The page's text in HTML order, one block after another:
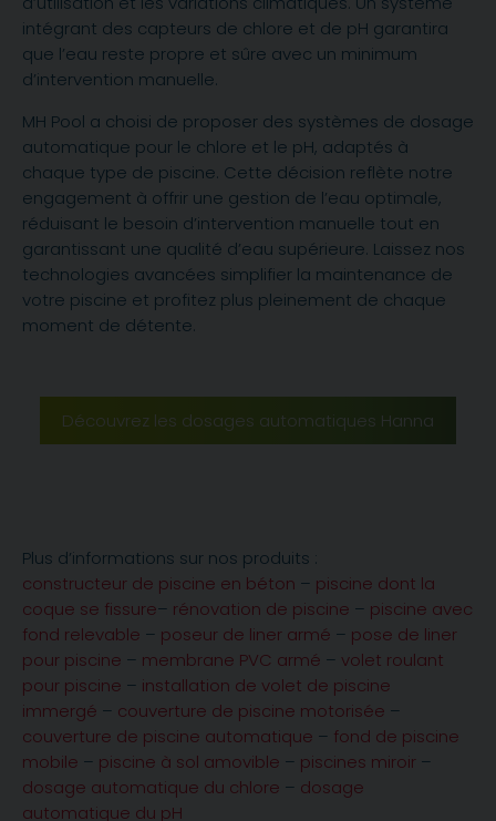
intégrant des capteurs de chlore et de pH garantira
que l’eau reste propre et sûre avec un minimum
d’intervention manuelle.
MH Pool a choisi de proposer des systèmes de dosage
automatique pour le chlore et le pH, adaptés à
chaque type de piscine. Cette décision reflète notre
engagement à offrir une gestion de l’eau optimale,
réduisant le besoin d’intervention manuelle tout en
garantissant une qualité d’eau supérieure. Laissez nos
technologies avancées simplifier la maintenance de
votre piscine et profitez plus pleinement de chaque
moment de détente.
Découvrez les dosages automatiques Hanna
Plus d’informations sur nos produits :
constructeur de piscine en béton – piscine dont la
coque se fissure– rénovation de piscine – piscine avec
fond relevable – poseur de liner armé – pose de liner
pour piscine – membrane PVC armé – volet roulant
pour piscine – installation de volet de piscine
immergé – couverture de piscine motorisée –
couverture de piscine automatique – fond de piscine
mobile – piscine à sol amovible – piscines miroir –
dosage automatique du chlore – dosage
automatique du pH